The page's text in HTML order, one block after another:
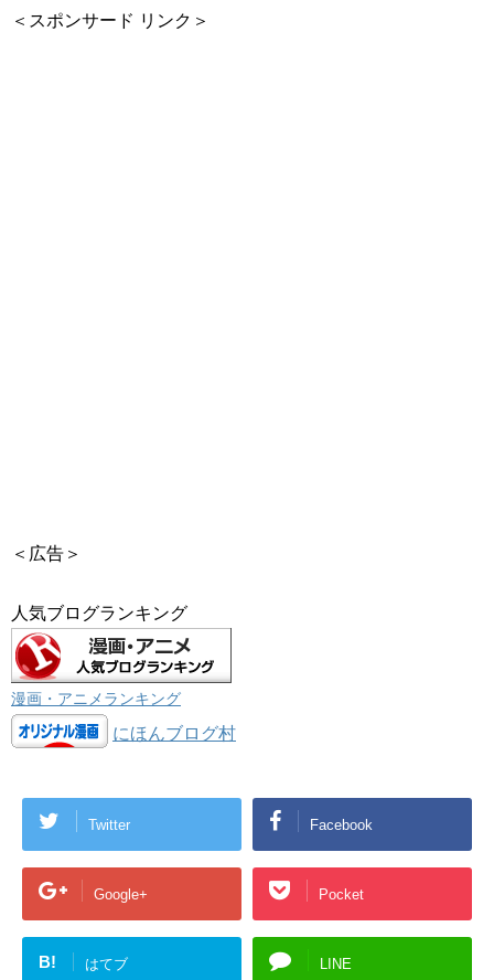
＜スポンサード リンク＞
＜広告＞
人気ブログランキング
漫画・アニメランキング
にほんブログ村
Twitter Facebook
Google+ Pocket
B! はてブ LINE